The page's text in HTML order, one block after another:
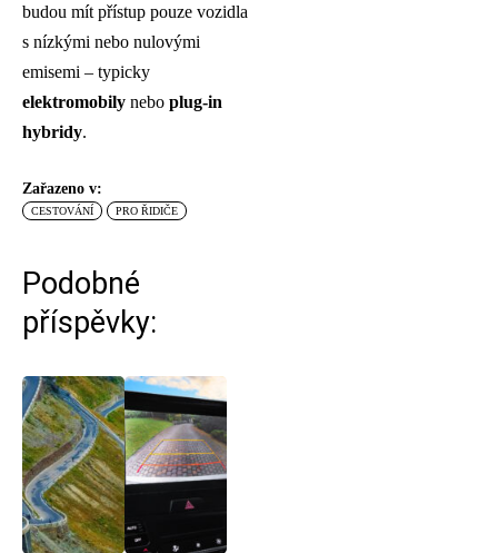
budou mít přístup pouze vozidla
s nízkými nebo nulovými
emisemi – typicky
elektromobily nebo plug-in
hybridy.
Zařazeno v:
CESTOVÁNÍ PRO ŘIDIČE
Podobné
příspěvky: